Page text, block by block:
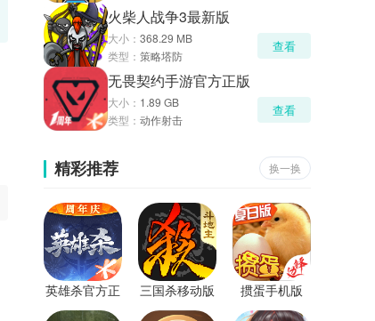
火柴人战争3最新版
大小： 368.29 MB
类型： 策略塔防
查看
无畏契约手游官方正版
大小： 1.89 GB
类型： 动作射击
查看
精彩推荐 换一换
英雄杀官方正
版
三国杀移动版
官服
掼蛋手机版